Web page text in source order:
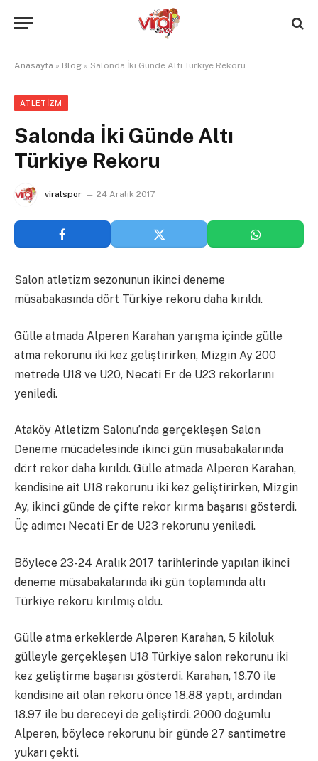
Anasayfa » Blog » Salonda İki Günde Altı Türkiye Rekoru
ATLETIZM
Salonda İki Günde Altı
Türkiye Rekoru
viralspor 24 Aralık 2017
Salon atletizm sezonunun ikinci deneme
müsabakasında dört Türkiye rekoru daha kırıldı.
Gülle atmada Alperen Karahan yarışma içinde gülle
atma rekorunu iki kez geliştirirken, Mizgin Ay 200
metrede U18 ve U20, Necati Er de U23 rekorlarını
yeniledi.
Ataköy Atletizm Salonu’nda gerçekleşen Salon
Deneme mücadelesinde ikinci gün müsabakalarında
dört rekor daha kırıldı. Gülle atmada Alperen Karahan,
kendisine ait U18 rekorunu iki kez geliştirirken, Mizgin
Ay, ikinci günde de çifte rekor kırma başarısı gösterdi.
Üç adımcı Necati Er de U23 rekorunu yeniledi.
Böylece 23-24 Aralık 2017 tarihlerinde yapılan ikinci
deneme müsabakalarında iki gün toplamında altı
Türkiye rekoru kırılmış oldu.
Gülle atma erkeklerde Alperen Karahan, 5 kiloluk
gülleyle gerçekleşen U18 Türkiye salon rekorunu iki
kez geliştirme başarısı gösterdi. Karahan, 18.70 ile
kendisine ait olan rekoru önce 18.88 yaptı, ardından
18.97 ile bu dereceyi de geliştirdi. 2000 doğumlu
Alperen, böylece rekorunu bir günde 27 santimetre
yukarı çekti.